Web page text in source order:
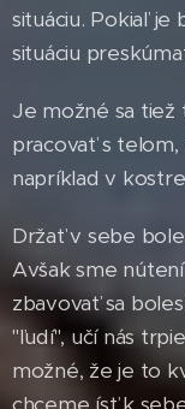
situáciu. Pokiaľ
situáciu
Je možné sa
pracovať s
napríklad v
Držať v sebe
Avšak sme
zbavovať sa
"ľudí", učí nás
možné, že je to